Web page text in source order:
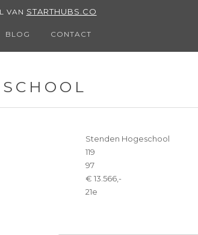
VAN STARTHUBS.CO
BLOG CONTACT
Stenden Hogeschool
119
97
€ 13.566,-
21e